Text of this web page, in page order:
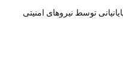
توسط نیروهای امنیتی